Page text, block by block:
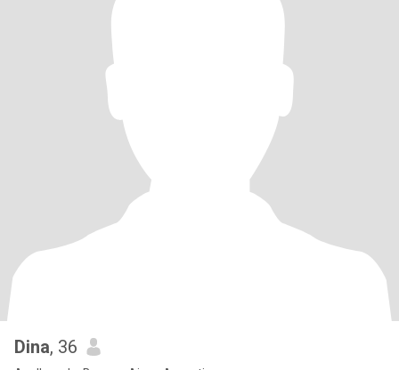
Dina, 36